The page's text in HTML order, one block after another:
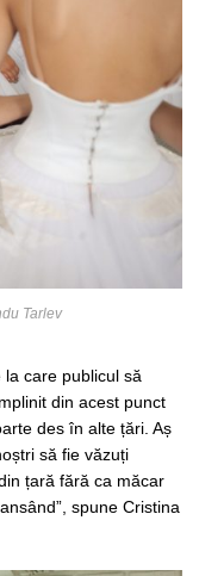
Tarlev
la care publicul să
din acest punct
des în alte țări. Aș
să fie văzuți
țară fără ca măcar
spune Cristina